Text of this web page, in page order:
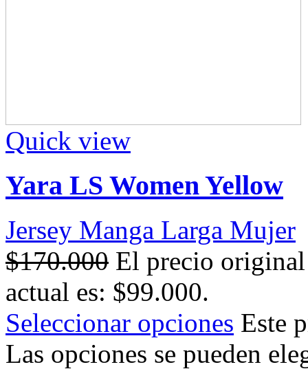
Quick view
Yara LS Women Yellow
Jersey Manga Larga Mujer
$170.000 El precio
actual es: $99.000.
Seleccionar opciones Este
Las opciones se pueden